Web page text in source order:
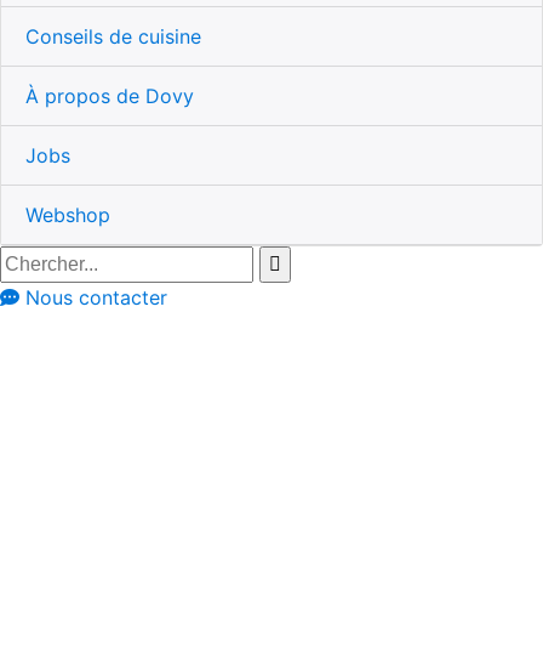
Conseils de cuisine
À propos de Dovy
Jobs
Webshop
Nous contacter